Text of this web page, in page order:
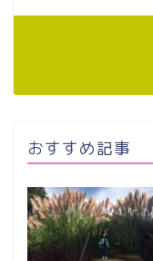
おすすめ記事